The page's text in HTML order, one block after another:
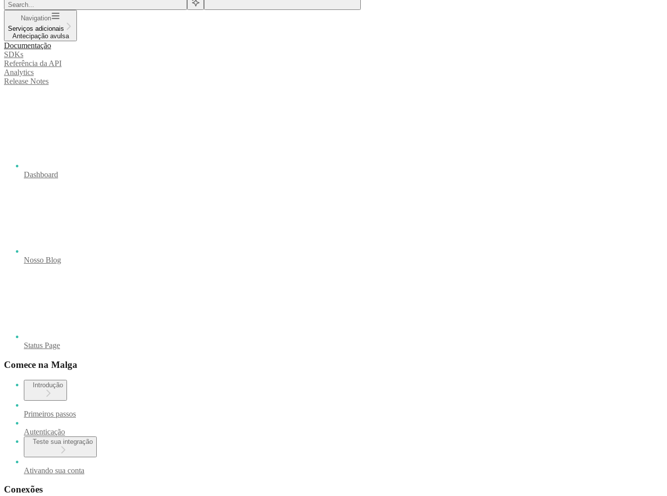
Search...
Navigation
Serviços adicionais
Antecipação avulsa
Documentação
SDKs
Referência da API
Analytics
Release Notes
Dashboard
Nosso Blog
Status Page
Comece na Malga
Introdução
Primeiros passos
Autenticação
Teste sua integração
Ativando sua conta
Conexões